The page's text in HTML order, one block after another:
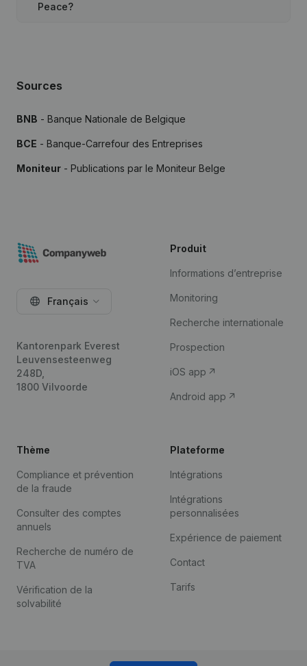
Peace?
Sources
BNB - Banque Nationale de Belgique
BCE - Banque-Carrefour des Entreprises
Moniteur - Publications par le Moniteur Belge
Français
Kantorenpark Everest
Leuvensesteenweg
248D,
1800 Vilvoorde
Produit
Informations d’entreprise
Monitoring
Recherche internationale
Prospection
iOS app
Android app
Thème
Compliance et prévention
de la fraude
Consulter des comptes
annuels
Recherche de numéro de
TVA
Vérification de la
solvabilité
Plateforme
Intégrations
Intégrations
personnalisées
Expérience de paiement
Contact
Tarifs